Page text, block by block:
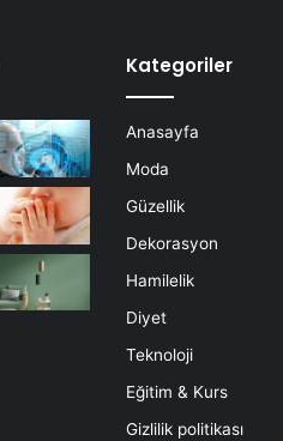
Kategoriler
Anasayfa
Moda
Güzellik
Dekorasyon
Hamilelik
Diyet
Teknoloji
Eğitim & Kurs
Gizlilik politikası